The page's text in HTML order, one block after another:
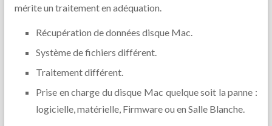
mérite un traitement en adéquation.
Récupération de données disque Mac.
Système de fichiers différent.
Traitement différent.
Prise en charge du disque Mac quelque soit la panne :
logicielle, matérielle, Firmware ou en Salle Blanche.